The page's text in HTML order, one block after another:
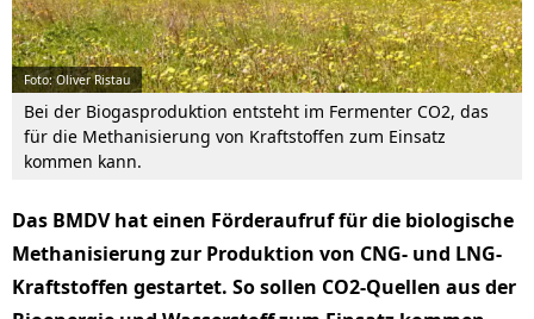
Foto: Oliver Ristau
Bei der Biogasproduktion entsteht im Fermenter CO2, das
für die Methanisierung von Kraftstoffen zum Einsatz
kommen kann.
Das BMDV hat einen Förderaufruf für die biologische
Methanisierung zur Produktion von CNG- und LNG-
Kraftstoffen gestartet. So sollen CO2-Quellen aus der